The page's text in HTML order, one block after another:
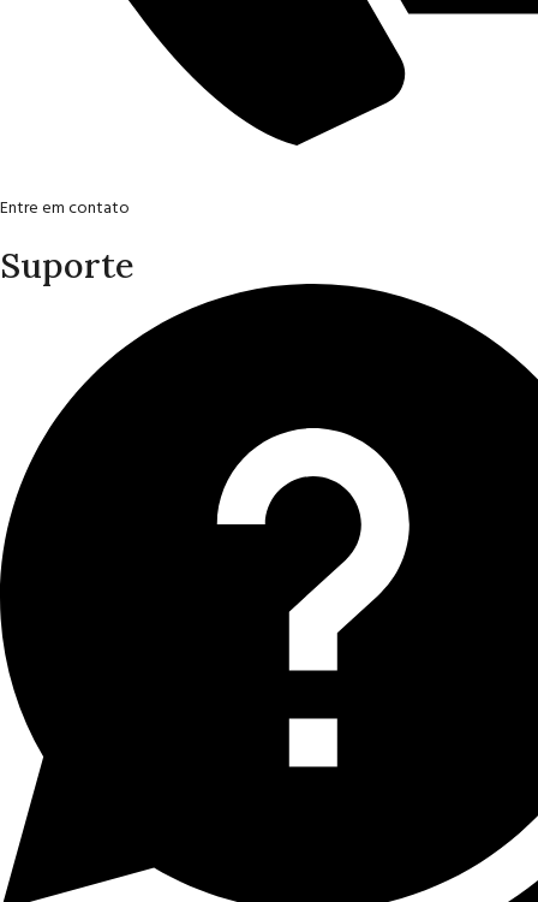
Entre em contato
Suporte